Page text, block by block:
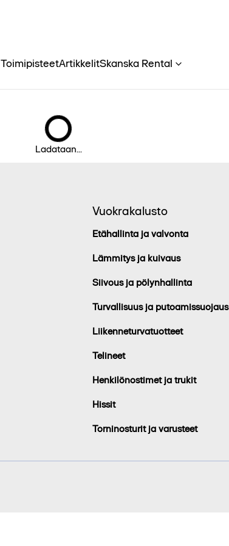
ToimipisteetArtikkelitSkanska Rental
Ladataan...
Vuokrakalusto
Etähallinta ja valvonta
Lämmitys ja kuivaus
Siivous ja pölynhallinta
Turvallisuus ja putoamissuojaus
Liikenneturvatuotteet
Telineet
Henkilönostimet ja trukit
Hissit
Torninosturit ja varusteet